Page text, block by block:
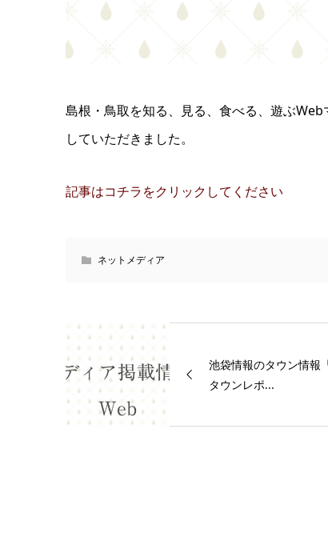
島根・鳥取を知る、見る、食べる、遊ぶ
していただきました。
記事はコチラをクリックしてください
ネットメディア
池袋情報のタウン情報
タウンレポ...